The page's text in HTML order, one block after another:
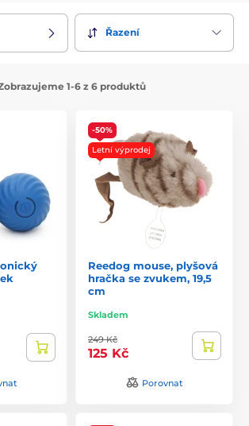
Řazení
1-6 z 6 produktů
-50%
Letní výprodej
Reedog mouse, plyšová
hračka se zvukem, 19,5
cm
Skladem
249 Kč
125 Kč
Porovnat